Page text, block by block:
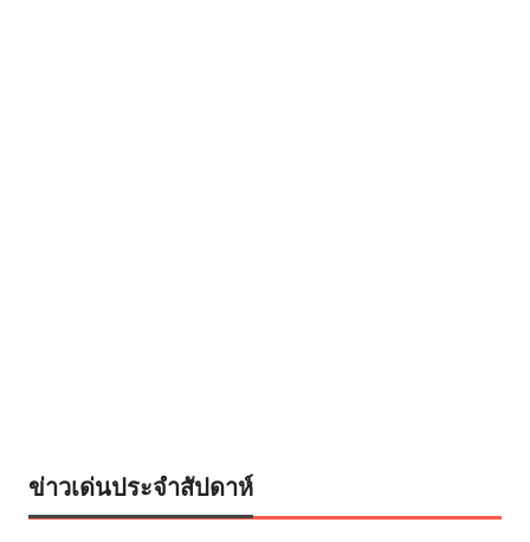
ข่าวเด่นประจำสัปดาห์